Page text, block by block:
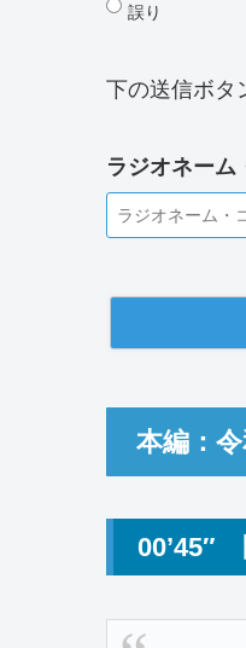
誤り
下の送信ボタ
ラジオネーム
本編：
00’45″